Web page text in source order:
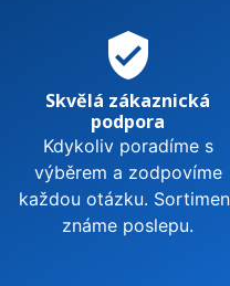
verified_user
Skvělá zákaznická
podpora
Kdykoliv poradíme s
výběrem a zodpovíme
každou otázku.
známe poslepu.